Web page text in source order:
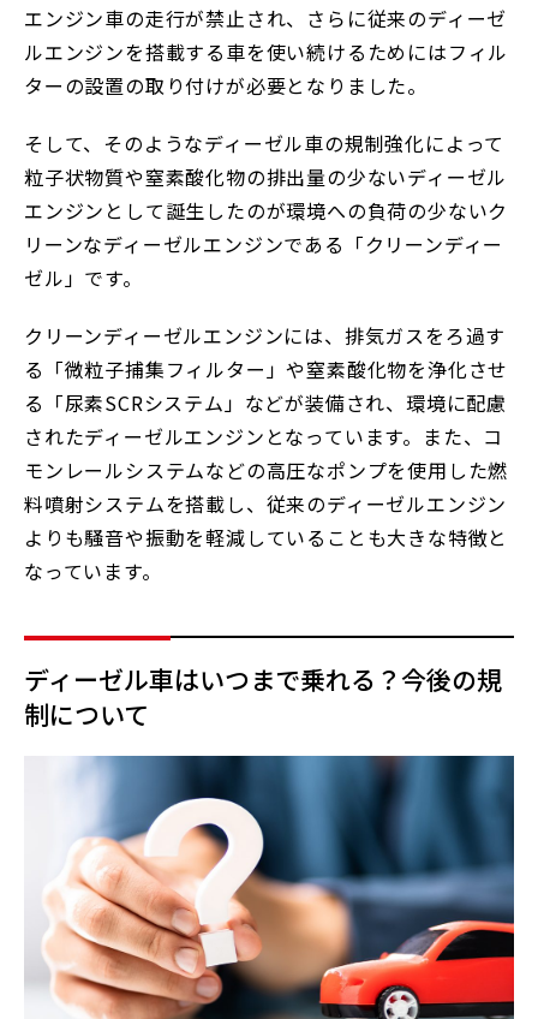
エンジン車の走行が禁止され、さらに従来のディーゼ
ルエンジンを搭載する車を使い続けるためにはフィル
ターの設置の取り付けが必要となりました。
そして、そのようなディーゼル車の規制強化によって
粒子状物質や窒素酸化物の排出量の少ないディーゼル
エンジンとして誕生したのが環境への負荷の少ないク
リーンなディーゼルエンジンである「クリーンディー
ゼル」です。
クリーンディーゼルエンジンには、排気ガスをろ過す
る「微粒子捕集フィルター」や窒素酸化物を浄化させ
る「尿素SCRシステム」などが装備され、環境に配慮
されたディーゼルエンジンとなっています。また、コ
モンレールシステムなどの高圧なポンプを使用した燃
料噴射システムを搭載し、従来のディーゼルエンジン
よりも騒音や振動を軽減していることも大きな特徴と
なっています。
ディーゼル車はいつまで乗れる？今後の規
制について